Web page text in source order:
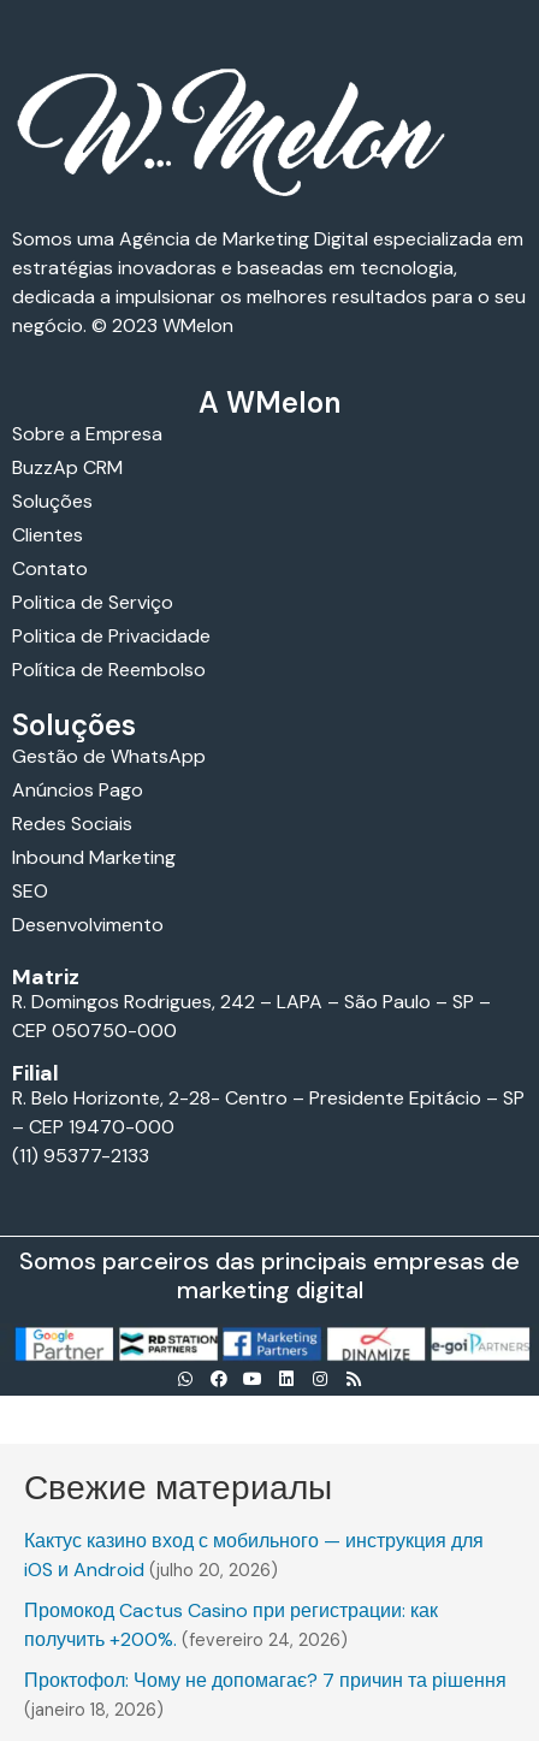
Somos uma Agência de Marketing Digital especializada em
estratégias inovadoras e baseadas em tecnologia,
dedicada a impulsionar os melhores resultados para o seu
negócio. © 2023 WMelon
A WMelon
Sobre a Empresa
BuzzAp CRM
Soluções
Clientes
Contato
Politica de Serviço
Politica de Privacidade
Política de Reembolso
Soluções
Gestão de WhatsApp
Anúncios Pago
Redes Sociais
Inbound Marketing
SEO
Desenvolvimento
Matriz
R. Domingos Rodrigues, 242 – LAPA – São Paulo – SP –
CEP 050750-000
Filial
R. Belo Horizonte, 2-28- Centro – Presidente Epitácio – SP
– CEP 19470-000
(11) 95377-2133
Somos parceiros das principais empresas de
marketing digital
Свежие материалы
Кактус казино вход с мобильного — инструкция для
iOS и Android (julho 20, 2026)
Промокод Cactus Casino при регистрации: как
получить +200%. (fevereiro 24, 2026)
Проктофол: Чому не допомагає? 7 причин та рішення
(janeiro 18, 2026)